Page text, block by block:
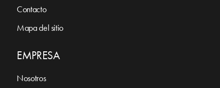
Contacto
Mapa del sitio
EMPRESA
Nosotros